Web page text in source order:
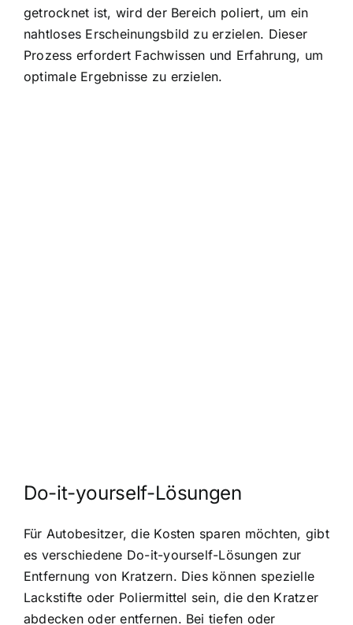
getrocknet ist, wird der Bereich poliert, um ein
nahtloses Erscheinungsbild zu erzielen. Dieser
Prozess erfordert Fachwissen und Erfahrung, um
optimale Ergebnisse zu erzielen.
Do-it-yourself-Lösungen
Für Autobesitzer, die Kosten sparen möchten, gibt
es verschiedene Do-it-yourself-Lösungen zur
Entfernung von Kratzern. Dies können spezielle
Lackstifte oder Poliermittel sein, die den Kratzer
abdecken oder entfernen. Bei tiefen oder